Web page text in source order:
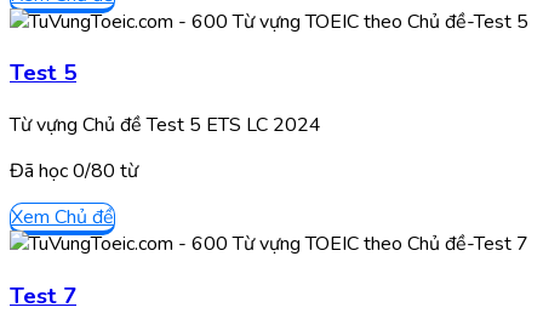
Test 5
Từ vựng Chủ đề Test 5 ETS LC 2024
Đã học0/80 từ
Xem Chủ đề
Test 7